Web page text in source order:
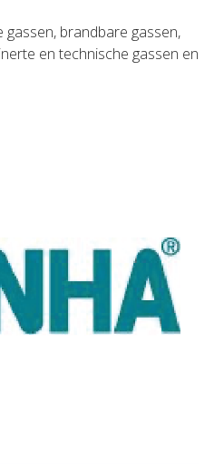
brandbare gassen,
en technische gassen en